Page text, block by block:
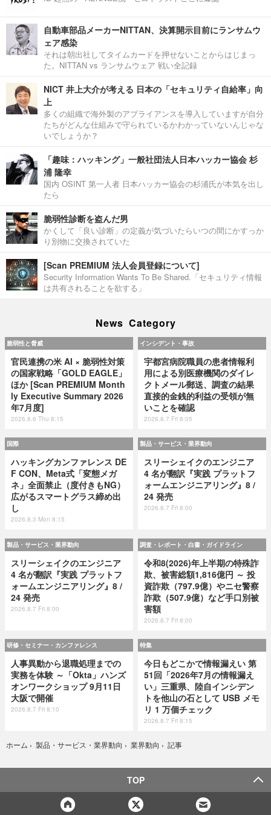
自動車部品メーカーNITTAN、決算開示目前にランサムウ
ェア感染
それは朝出社してタイムカードを押せないことからはじまっ
た。NITTAN vs ランサムウェア 戦い全記録
NICT 井上大介が考える 日本の「セキュリティ自給率」向
上
多くの組織で海外製のアプライアンスを導入していますが自分
たちがどんな仕組みで守られているかわかっていないんじゃな
いでしょうか？
「趣味：ハッキング」一般社団法人日本ハッカー協会 杉
浦 隆幸
国内 OSINT 第一人者 日本ハッカー協会の杉浦氏が本気を出し
たら
脆弱性診断を盗んだ男
かくして「良い診断」の定義が気づいたらいつの間にかすっか
り別物に交換されていた
[Scan PREMIUM 法人会員登録について]
Security Information Wants To Be Shared.「セキュリティ情報
は共有されることを欲する」
News Category
脆弱性と脅威
官民連携の米 AI × 脆弱性対策
の国家戦略「GOLD EAGLE」
ほか [Scan PREMIUM Month
ly Executive Summary 2026
年7月度]
2026.8.6 Thu 8:15
インシデント・事故
宇都宮病院職員の患者情報利
用による別医療機関のダイレ
クトメール郵送、調査の結果
直接的金銭的利益の受領が無
いことを確認
2026.8.7 Fri 8:05
国際
ハッキングカンファレンス DE
F CON、Meta式「変態メガ
ネ」全面禁止（度付きもNG）
広がるスマートグラス締め出
し
2026.8.3 Mon 8:15
製品・サービス・業界動向
スリーシェイクのエンジニア
4 名が翻訳『実践 プラットフ
ォームエンジニアリング』8 /
24 発売
2026.8.7 Fri 8:00
製品・サービス・業界動向
スリーシェイクのエンジニア
4 名が翻訳『実践 プラットフ
ォームエンジニアリング』8 /
24 発売
2026.8.7 Fri 8:00
調査・レポート・白書・ガイドライン
令和8(2026)年上半期の特殊詐
欺、被害総額1,816億円 ～ 投
資詐欺（797.9億）やニセ警察
詐欺（507.9億）など手口別被
害額
2026.8.7 Fri 8:00
研修・セミナー・カンファレンス
人事異動から退職処理までの
実務を体験 ～「Okta」ハンズ
オンワークショップ 9月11日
大阪で開催
2026.8.7 Fri 8:10
特集
今日もどこかで情報漏えい 第
51回「2026年7月の情報漏え
い」三重県、陸自インシデン
トを他山の石として USB メモ
リ 1 万個チェック
2026.8.7 Fri 8:15
ホーム › 製品・サービス・業界動向 › 業界動向 › 記事
TOP